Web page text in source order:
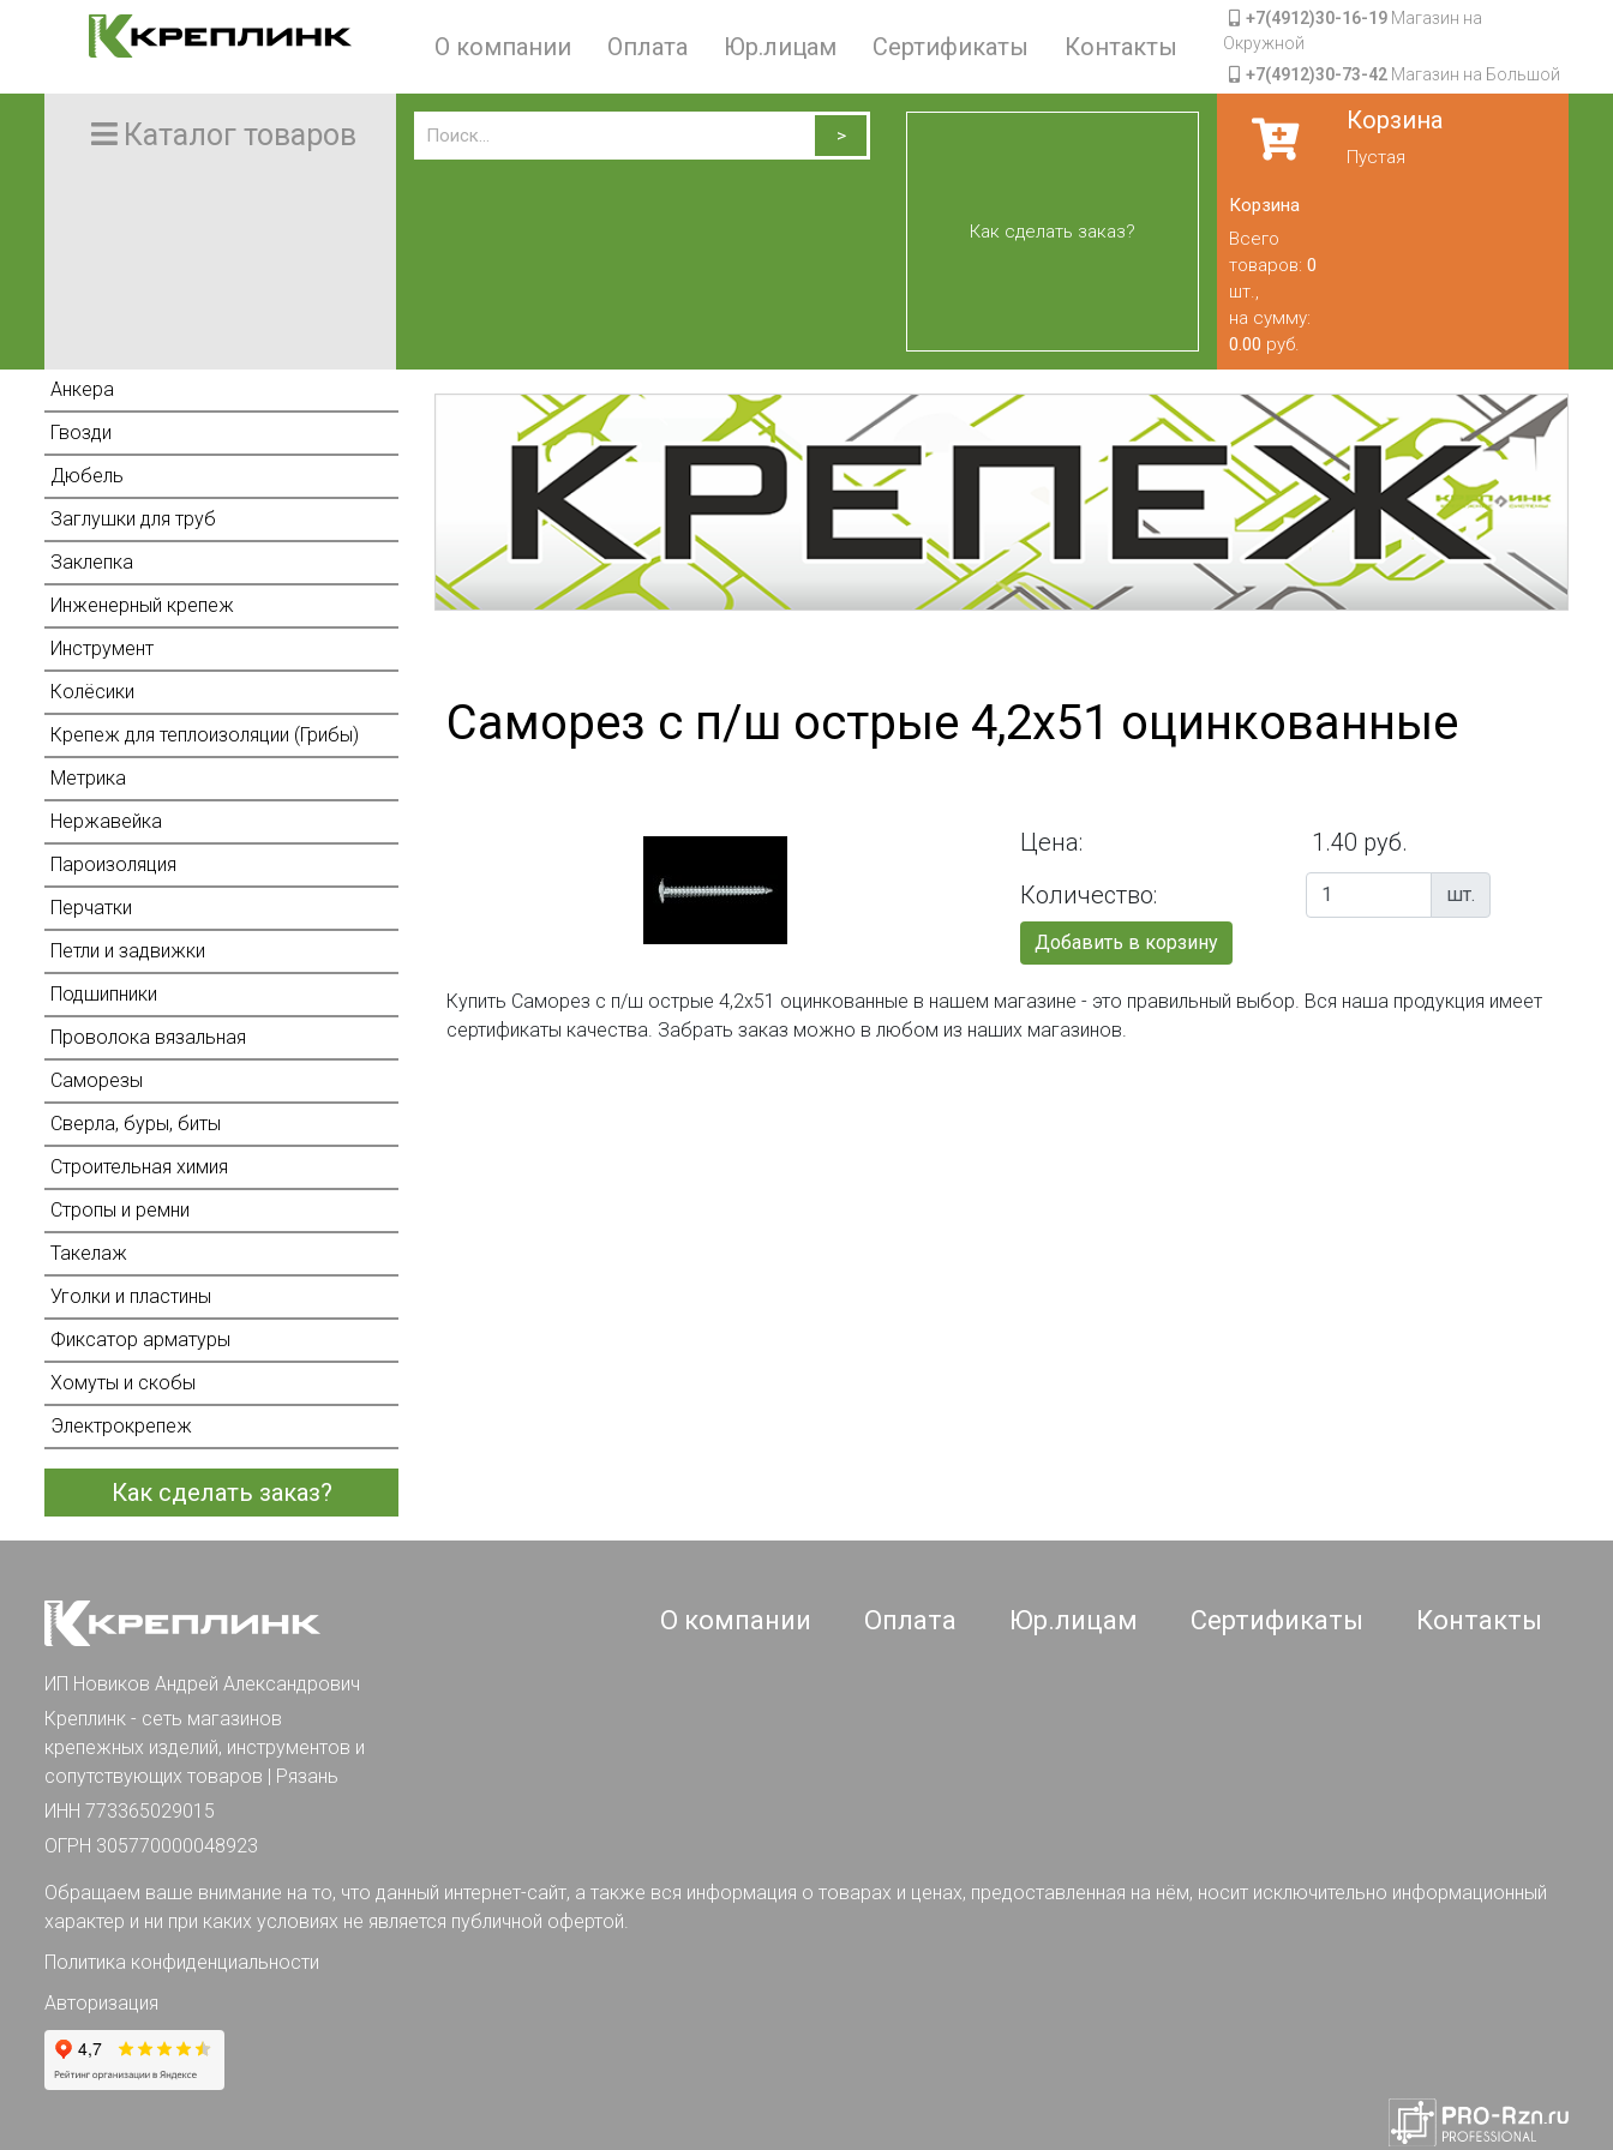
О компании Оплата Юр.лицам Сертификаты Контакты
+7(4912)30-16-19Магазин на
Окружной
+7(4912)30-73-42Магазин на Большой
Каталог товаров
Как сделать заказ?
Корзина
Пустая
Корзина
Всего
товаров: 0
шт.,
на сумму:
0.00 руб.
Анкера
Гвозди
Дюбель
Заглушки для труб
Заклепка
Инженерный крепеж
Инструмент
Колёсики
Крепеж для теплоизоляции (Грибы)
Метрика
Нержавейка
Пароизоляция
Перчатки
Петли и задвижки
Подшипники
Проволока вязальная
Саморезы
Сверла, буры, биты
Строительная химия
Стропы и ремни
Такелаж
Уголки и пластины
Фиксатор арматуры
Хомуты и скобы
Электрокрепеж
Как сделать заказ?
Саморез с п/ш острые 4,2х51 оцинкованные
Цена:
1.40 руб.
Количество:
шт.
Добавить в корзину
Купить Саморез с п/ш острые 4,2х51 оцинкованные в нашем магазине - это правильный выбор. Вся наша продукция имеет
сертификаты качества. Забрать заказ можно в любом из наших магазинов.
ИП Новиков Андрей Александрович
Креплинк - сеть магазинов
крепежных изделий, инструментов и
сопутствующих товаров | Рязань
ИНН 773365029015
ОГРН 305770000048923
О компании Оплата Юр.лицам Сертификаты Контакты
Обращаем ваше внимание на то, что данный интернет-сайт, а также вся информация о товарах и ценах, предоставленная на нём, носит исключительно информационный
характер и ни при каких условиях не является публичной офертой.
Политика конфиденциальности
Авторизация